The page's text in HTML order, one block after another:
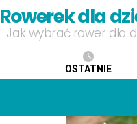
Rowerek dla
Jak wybrać rower dla
OSTATNIE